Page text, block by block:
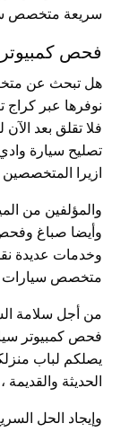
سريعة متخصص
فحص كمبيوتر
هل تبحث عن
نوفرها عبر كراج
فلا تقلق بعد
تصليح سيارة
ازيرا
والمؤلفين من
وأيضا صباغ
وخدمات عديدة
متخصص سيارات
من أجل سلامة
فحص كمبيوتر
يصلكم لباب
الحديثة والقديمة ،
وإيجاد الحل